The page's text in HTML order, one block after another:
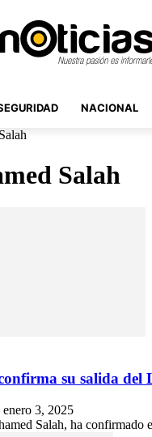
NACIONAL
Salah
su salida del
enero 3, 2025
Salah, ha confirmado